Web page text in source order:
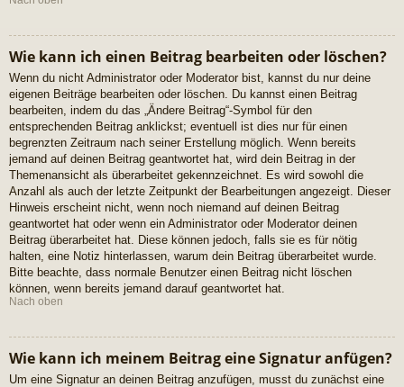
Wie kann ich einen Beitrag bearbeiten oder löschen?
Wenn du nicht Administrator oder Moderator bist, kannst du nur deine
eigenen Beiträge bearbeiten oder löschen. Du kannst einen Beitrag
bearbeiten, indem du das „Ändere Beitrag“-Symbol für den
entsprechenden Beitrag anklickst; eventuell ist dies nur für einen
begrenzten Zeitraum nach seiner Erstellung möglich. Wenn bereits
jemand auf deinen Beitrag geantwortet hat, wird dein Beitrag in der
Themenansicht als überarbeitet gekennzeichnet. Es wird sowohl die
Anzahl als auch der letzte Zeitpunkt der Bearbeitungen angezeigt. Dieser
Hinweis erscheint nicht, wenn noch niemand auf deinen Beitrag
geantwortet hat oder wenn ein Administrator oder Moderator deinen
Beitrag überarbeitet hat. Diese können jedoch, falls sie es für nötig
halten, eine Notiz hinterlassen, warum dein Beitrag überarbeitet wurde.
Bitte beachte, dass normale Benutzer einen Beitrag nicht löschen
können, wenn bereits jemand darauf geantwortet hat.
Nach oben
Wie kann ich meinem Beitrag eine Signatur anfügen?
Um eine Signatur an deinen Beitrag anzufügen, musst du zunächst eine